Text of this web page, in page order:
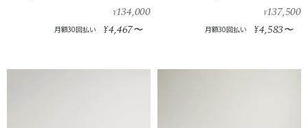
¥134,000
月額30回払い ¥4,467〜
¥137,500
月額30回払い ¥4,583〜